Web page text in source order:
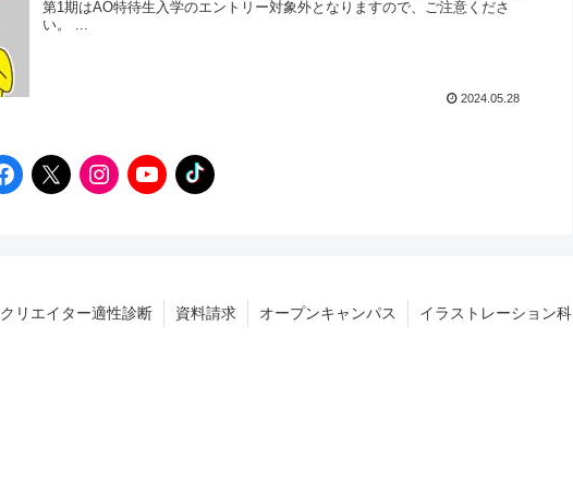
第1期はAO特待生入学のエントリー対象外となりますので、ご注意くださ
い。 ...
2024.05.28
クリエイター適性診断 資料請求 オープンキャンパス イラストレーション科